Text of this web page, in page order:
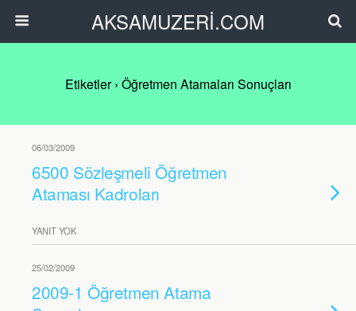
AKSAMUZERİ.COM
Etiketler › Öğretmen Atamaları Sonuçları
06/03/2009
6500 Sözleşmeli Öğretmen
Ataması Kadroları
YANIT YOK
25/02/2009
2009-1 Öğretmen Atama